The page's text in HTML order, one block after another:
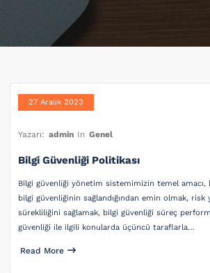
27 Aralık 2023
Yazarı: admin In Genel
Bilgi Güvenliği Politikası
Bilgi güvenliği yönetim sistemimizin temel
bilgi güvenliğinin sağlandığından emin olmak, risk
sürekliliğini sağlamak, bilgi güvenliği süreç
güvenliği ile ilgili konularda üçüncü taraflarla…
Read More